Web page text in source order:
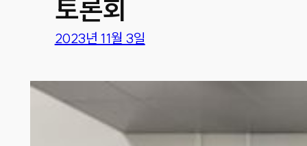
토론회
2023년 11월 3일